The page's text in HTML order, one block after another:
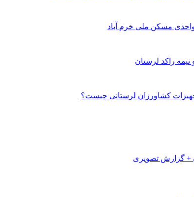
راکد لرستان
+ گزارش تصویری